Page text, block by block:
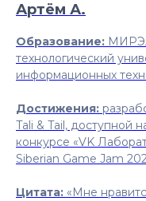
Артём А.
Образование:
технологический
информационных
Достижения:
Tali & Tail, доступной
конкурсе «VK
Siberian Game Jam
Цитата: «Мне